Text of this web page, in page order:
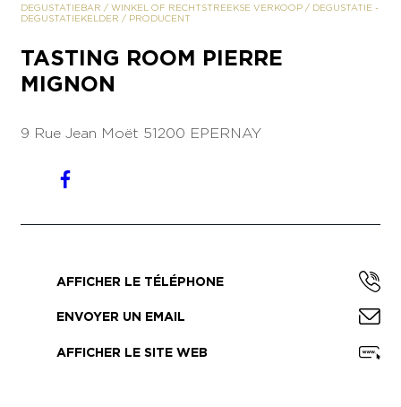
DEGUSTATIEBAR / WINKEL OF RECHTSTREEKSE VERKOOP / DEGUSTATIE -
DEGUSTATIEKELDER / PRODUCENT
TASTING ROOM PIERRE
MIGNON
9 Rue Jean Moët 51200 EPERNAY
AFFICHER LE TÉLÉPHONE
ENVOYER UN EMAIL
AFFICHER LE SITE WEB